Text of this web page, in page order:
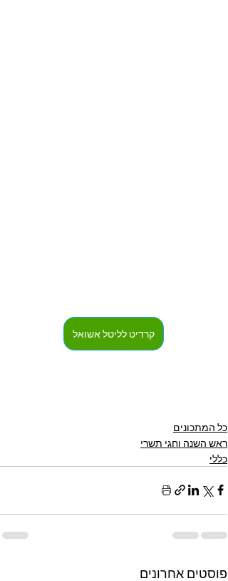
קרדיט לליטל אשואל
כל המתכונים
ראש השנה וחגי תשרי
כללי
פוסטים אחרונים